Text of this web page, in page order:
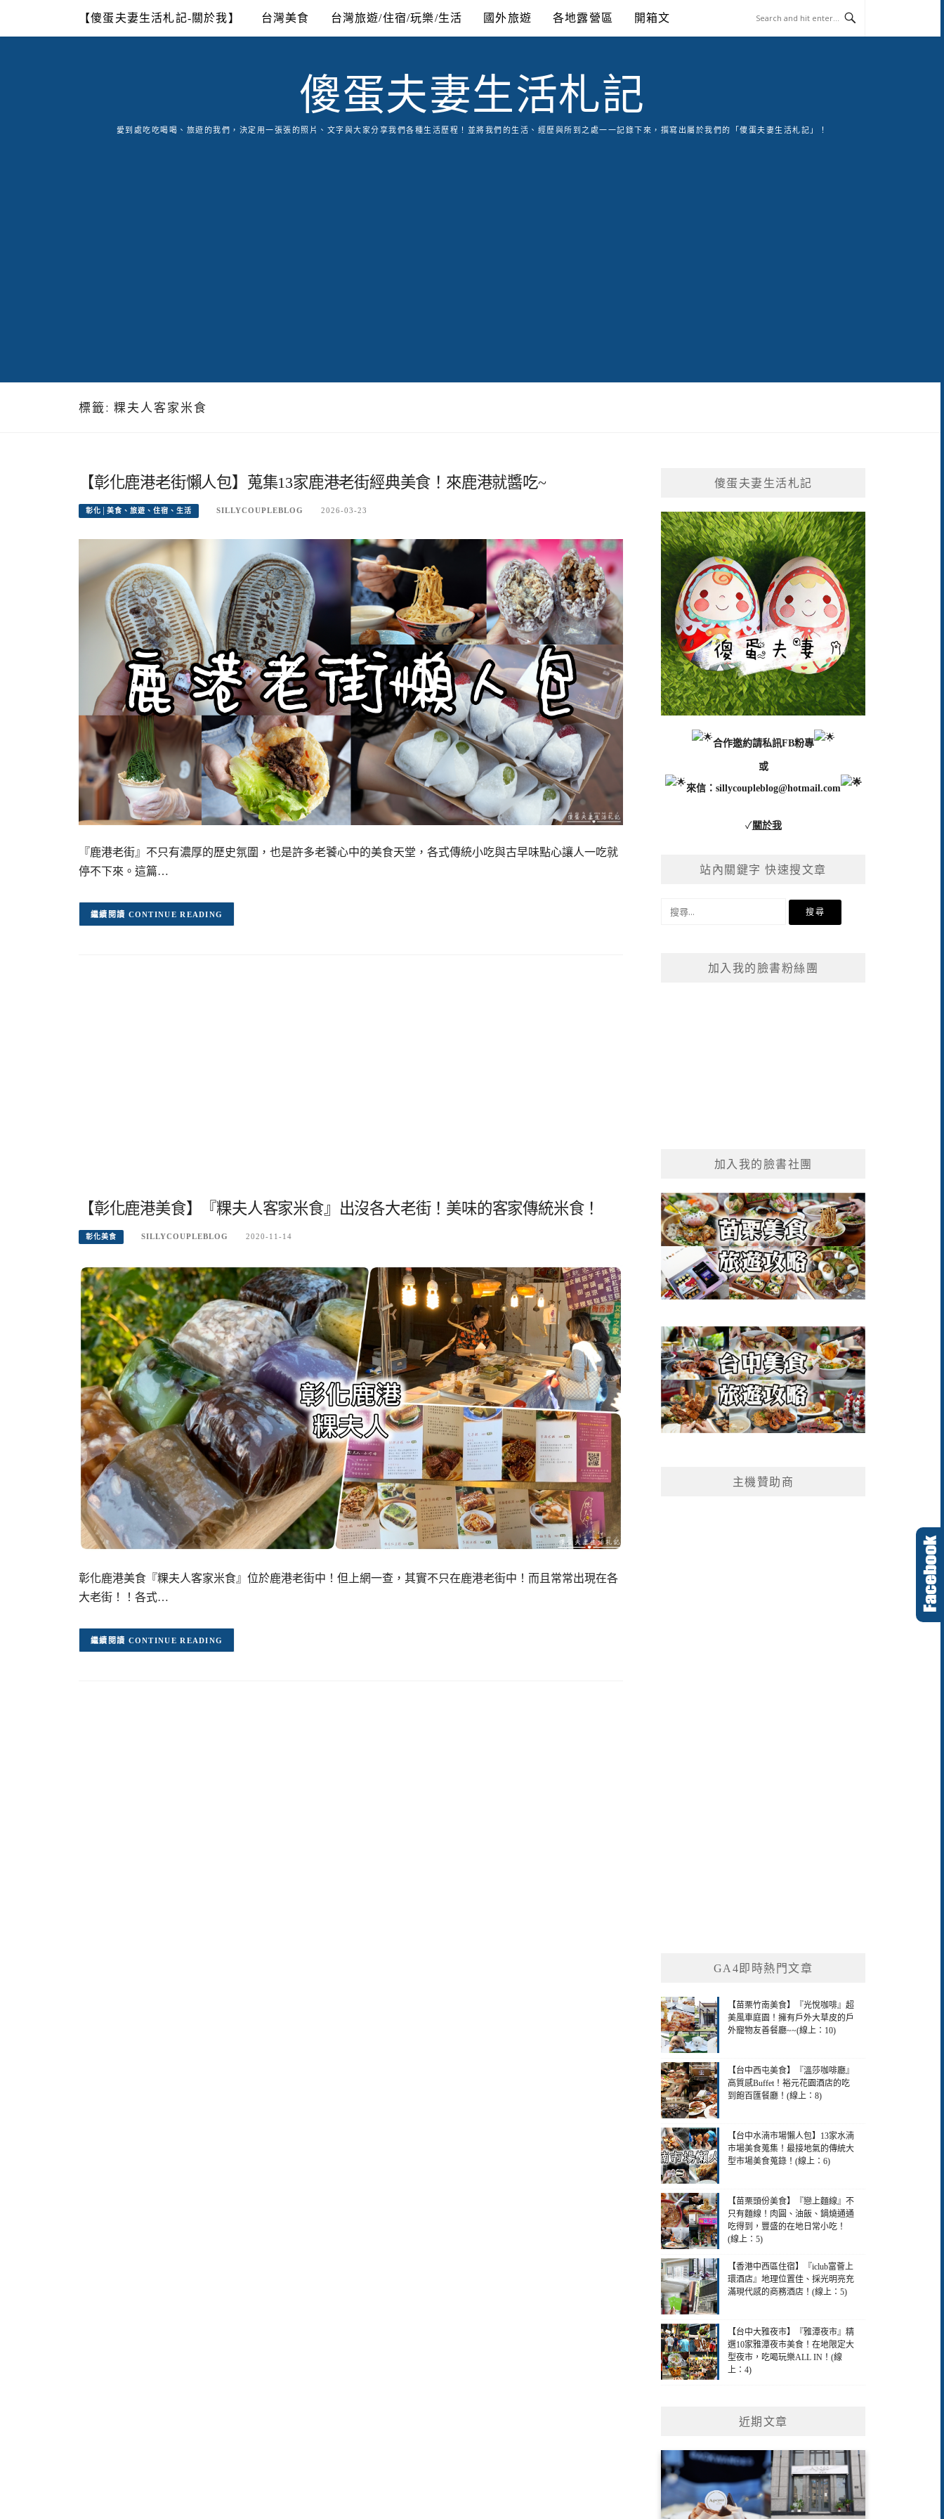
content
【傻蛋夫妻生活札記-關於我】 台灣美食 台灣旅遊/住宿/玩樂/生活 國外旅遊 各地露營區 開箱文
傻蛋夫妻生活札記
愛到處吃吃喝喝、旅遊的我們，決定用一張張的照片、文字與大家分享我們各種生活歷程！並將我們的生活、經歷與所到之處一一記錄下來，撰寫出屬於我們的「傻蛋夫妻生活札記」！
標籤: 粿夫人客家米食
【彰化鹿港老街懶人包】蒐集13家鹿港老街經典美食！來鹿港就醬吃~
彰化│美食、旅遊、住宿、生活 SILLYCOUPLEBLOG 2026-03-23
『鹿港老街』不只有濃厚的歷史氛圍，也是許多老饕心中的美食天堂，各式傳統小吃與古早味點心讓人一吃就
停不下來。這篇…
CONTINUE READING
【彰化鹿港美食】『粿夫人客家米食』出沒各大老街！美味的客家傳統米食！
彰化美食 SILLYCOUPLEBLOG 2020-11-14
彰化鹿港美食『粿夫人客家米食』位於鹿港老街中！但上網一查，其實不只在鹿港老街中！而且常常出現在各
大老街！！各式…
CONTINUE READING
傻蛋夫妻生活札記
合作邀約請私訊FB粉專
或
來信： sillycoupleblog@hotmail.com
✓關於我
站內關鍵字 快速搜文章
加入我的臉書粉絲團
加入我的臉書社團
主機贊助商
GA4即時熱門文章
【苗栗竹南美食】『光悅咖啡』超
美風車庭園！擁有戶外大草皮的戶
外寵物友善餐廳~~(線上：10)
【台中西屯美食】『溫莎咖啡廳』
高質感Buffet！裕元花園酒店的吃
到飽百匯餐廳！(線上：8)
【台中水湳市場懶人包】13家水湳
市場美食蒐集！最接地氣的傳統大
型市場美食蒐錄！(線上：6)
【苗栗頭份美食】『戀上麵線』不
只有麵線！肉圓、油飯、鍋燒通通
吃得到，豐盛的在地日常小吃！
(線上：5)
【香港中西區住宿】『iclub富薈上
環酒店』地理位置佳、採光明亮充
滿現代感的商務酒店！(線上：5)
【台中大雅夜市】『雅潭夜市』精
選10家雅潭夜市美食！在地限定大
型夜市，吃喝玩樂ALL IN！(線
上：4)
近期文章